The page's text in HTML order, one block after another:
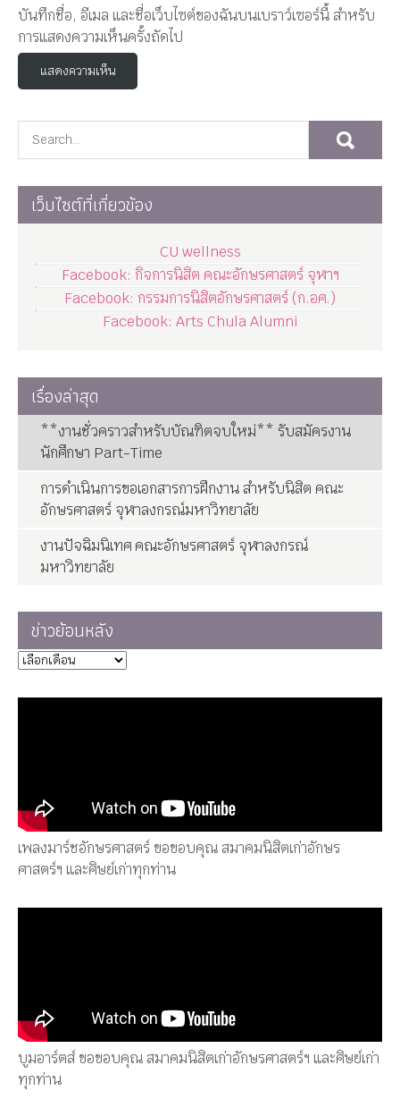
บันทึกชื่อ, อีเมล และชื่อเว็บไซต์ของฉันบนเบราว์เซอร์นี้ สำหรับ
การแสดงความเห็นครั้งถัดไป
เว็บไซต์ที่เกี่ยวข้อง
CU wellness
Facebook: กิจการนิสิต คณะอักษรศาสตร์ จุฬาฯ
Facebook: กรรมการนิสิตอักษรศาสตร์ (ก.อศ.)
Facebook: Arts Chula Alumni
เรื่องล่าสุด
**งานชั่วคราวสำหรับบัณฑิตจบใหม่** รับสมัครงาน
นักศึกษา Part-Time
การดำเนินการขอเอกสารการฝึกงาน สำหรับนิสิต คณะ
อักษรศาสตร์ จุฬาลงกรณ์มหาวิทยาลัย
งานปัจฉิมนิเทศ คณะอักษรศาสตร์ จุฬาลงกรณ์
มหาวิทยาลัย
ข่าวย้อนหลัง
เพลงมาร์ชอักษรศาสตร์ ขอขอบคุณ สมาคมนิสิตเก่าอักษร
ศาสตร์ฯ และศิษย์เก่าทุกท่าน
บูมอาร์ตส์ ขอขอบคุณ สมาคมนิสิตเก่าอักษรศาสตร์ฯ และศิษย์เก่า
ทุกท่าน